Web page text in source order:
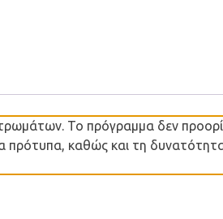
Το πρόγραμμα δεν
πρότυπα, καθώς και τη